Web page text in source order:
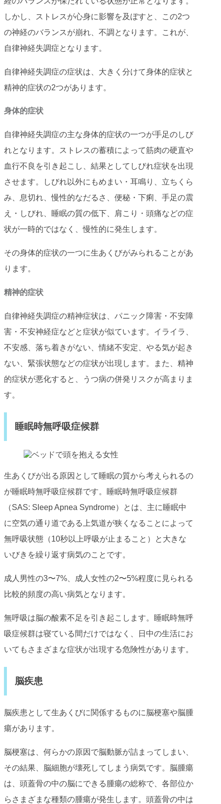
しかし、ストレスが心身に影響を及ぼすと、この2つ
の神経のバランスが崩れ、不調となります。これが、
自律神経失調症となります。
自律神経失調症の症状は、大きく分けて身体的症状と
精神的症状の2つがあります。
身体的症状
自律神経失調症の主な身体的症状の一つが手足のしび
れとなります。ストレスの蓄積によって筋肉の硬直や
血行不良を引き起こし、結果としてしびれ症状を出現
させます。しびれ以外にもめまい・耳鳴り、立ちくら
み、息切れ、慢性的なだるさ、便秘・下痢、手足の震
え・しびれ、睡眠の質の低下、肩こり・頭痛などの症
状が一時的ではなく、慢性的に発生します。
その身体的症状の一つに生あくびがみられることがあ
ります。
精神的症状
自律神経失調症の精神症状は、パニック障害・不安障
害・不安神経症などと症状が似ています。イライラ、
不安感、落ち着きがない、情緒不安定、やる気が起き
ない、緊張状態などの症状が出現します。また、精神
的症状が悪化すると、うつ病の併発リスクが高まりま
す。
睡眠時無呼吸症候群
生あくびが出る原因として睡眠の質から考えられるの
が睡眠時無呼吸症候群です。睡眠時無呼吸症候群
（SAS: Sleep Apnea Syndrome）とは、主に睡眠中
に空気の通り道である上気道が狭くなることによって
無呼吸状態（10秒以上呼吸が止まること）と大きな
いびきを繰り返す病気のことです。
成人男性の3〜7%、成人女性の2〜5%程度に見られる
比較的頻度の高い病気となります。
無呼吸は脳の酸素不足を引き起こします。睡眠時無呼
吸症候群は寝ている間だけではなく、日中の生活にお
いてもさまざまな症状が出現する危険性があります。
脳疾患
脳疾患として生あくびに関係するものに脳梗塞や脳腫
瘍があります。
脳梗塞は、何らかの原因で脳動脈が詰まってしまい、
その結果、脳細胞が壊死してしまう病気です。脳腫瘍
は、頭蓋骨の中の脳にできる腫瘍の総称で、各部位か
らさまざまな種類の腫瘍が発生します。頭蓋骨の中は